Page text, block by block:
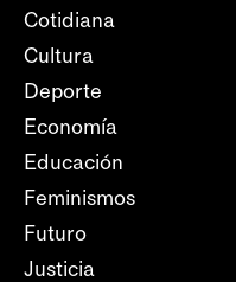
Cotidiana
Cultura
Deporte
Economía
Educación
Feminismos
Futuro
Justicia